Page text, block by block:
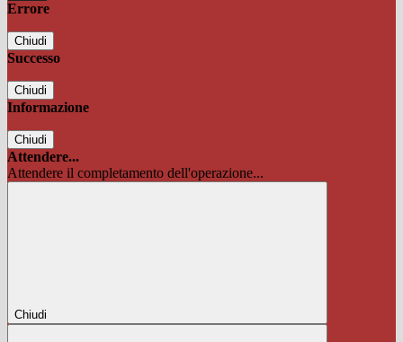
Errore
Chiudi
Successo
Chiudi
Informazione
Chiudi
Attendere...
Attendere il completamento dell'operazione...
Chiudi